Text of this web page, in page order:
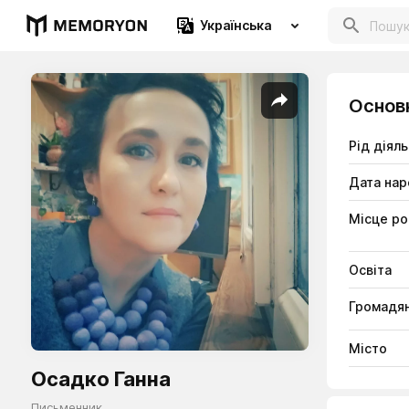
Українська
Осадко Ганна
Рід
Дата
Місце
Освіта
Місто